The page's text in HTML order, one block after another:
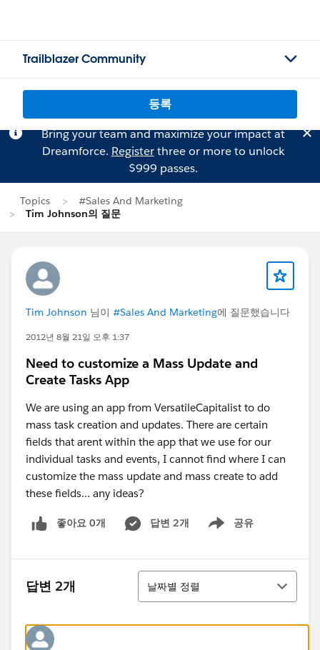
Trailblazer Community
등록
Bring your team and maximize your impact at
Dreamforce. Registerthree or more to unlock
$999 passes.
Topics
#Sales And Marketing
Tim Johnson의 질문
Tim Johnson 님이 #Sales And Marketing에 질문했습니다
2012년 8월 21일 오후 1:37
Need to customize a Mass Update and
Create Tasks App
We are using an app from VersatileCapitalist to do
mass task creation and updates. There are certain
fields that arent within the app that we use for our
individual tasks and events, I cannot find where I can
customize the mass update and mass create to add
these fields... any ideas?
좋아요 0개 답변 2개 공유
Show menu
답변 2개
정렬
날짜별 정렬